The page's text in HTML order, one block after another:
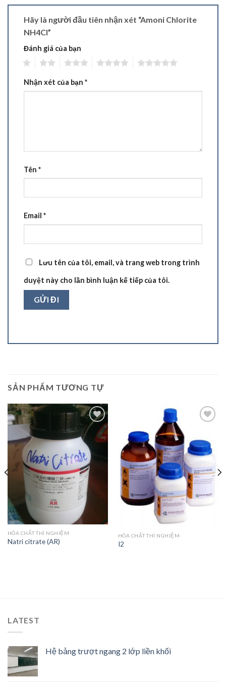
Hãy là người đầu tiên nhận xét “Amoni Chlorite
NH4Cl”
Đánh giá của bạn
Nhận xét của bạn *
Tên *
Email *
Lưu tên của tôi, email, và trang web trong trình
duyệt này cho lần bình luận kế tiếp của tôi.
SẢN PHẨM TƯƠNG TỰ
Add to
Wishlist
HÓA CHẤT THÍ NGHIỆM
Natri citrate (AR)
HÓA CHẤT THÍ NGHIỆM
I2
LATEST
Hệ bảng trượt ngang 2 lớp liền khối